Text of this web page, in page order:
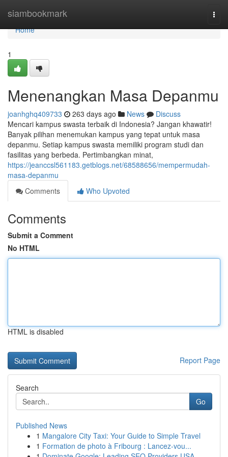
siambookmark
Home
Home
1
Menenangkan Masa Depanmu
joanhghq409733 263 days ago News
Discuss
Mencari kampus swasta terbaik di Indonesia? Jangan khawatir!
Banyak pilihan menemukan kampus yang tepat untuk masa
depanmu. Setiap kampus swasta memiliki program studi dan
fasilitas yang berbeda. Pertimbangkan minat,
https://jeanccsl561183.getblogs.net/68588656/mempermudah-
masa-depanmu
Comments
Who Upvoted
Comments
Submit a Comment
No HTML
HTML is disabled
Report Page
Search
Go
Published News
1 Mangalore City Taxi: Your Guide to Simple Travel
1 Formation de photo à Fribourg : Lancez-vou...